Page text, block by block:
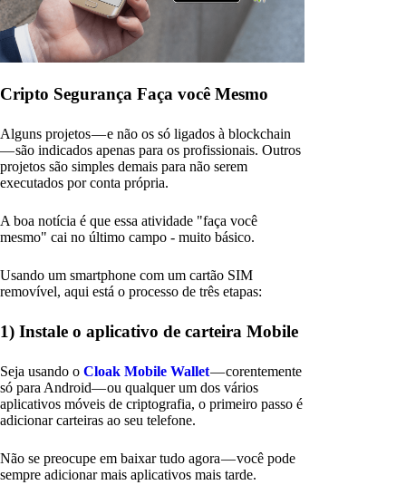
Cripto Segurança Faça você Mesmo
Alguns projetos — e não os só ligados à blockchain
— são indicados apenas para os profissionais. Outros
projetos são simples demais para não serem
executados por conta própria.
A boa notícia é que essa atividade "faça você
mesmo" cai no último campo - muito básico.
Usando um smartphone com um cartão SIM
removível, aqui está o processo de três etapas:
1) Instale o aplicativo de carteira Mobile
Seja usando o Cloak Mobile Wallet— corentemente
só para Android— ou qualquer um dos vários
aplicativos móveis de criptografia, o primeiro passo é
adicionar carteiras ao seu telefone.
Não se preocupe em baixar tudo agora — você pode
sempre adicionar mais aplicativos mais tarde.